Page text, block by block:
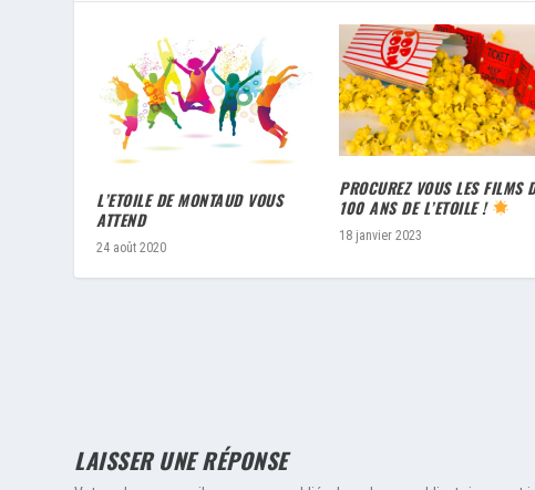
L’ETOILE DE MONTAUD VOUS
ATTEND
24 août 2020
PROCUREZ VOUS LES FILMS
100 ANS DE L’ETOILE !
18 janvier 2023
LAISSER UNE RÉPONSE